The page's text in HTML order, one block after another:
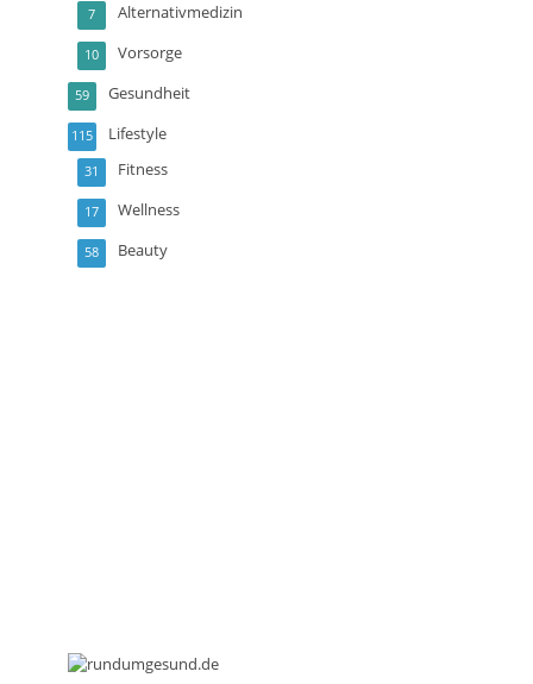
Alternativmedizin
7
Vorsorge
10
Gesundheit
59
Lifestyle
115
Fitness
31
Wellness
17
Beauty
58